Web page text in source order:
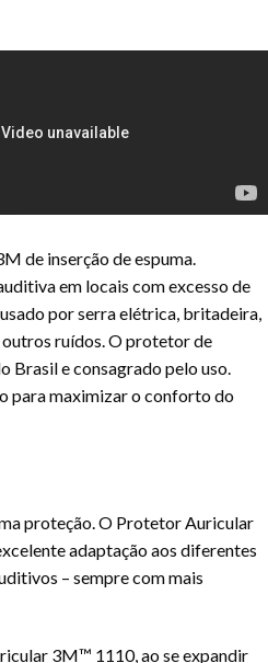
de inserção de espuma.
em locais com excesso de
por serra elétrica, britadeira,
ruídos. O protetor de
Brasil e consagrado pelo uso.
para maximizar o conforto do
proteção. O Protetor Auricular
adaptação aos diferentes
– sempre com mais
3M™ 1110, ao se expandir